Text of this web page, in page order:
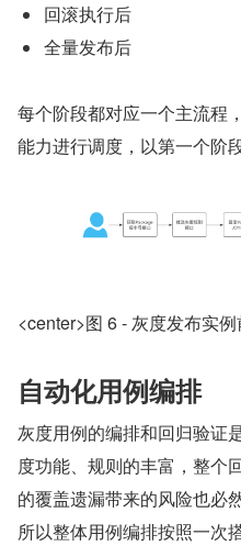
回滚执行后
全量发布后
每个阶段都对应一个主流程
能力进行调度，以第一个阶
<center>图 6 - 灰度发布实
自动化用例编排
灰度用例的编排和回归验证
度功能、规则的丰富，整个
的覆盖遗漏带来的风险也必
所以整体用例编排按照一次